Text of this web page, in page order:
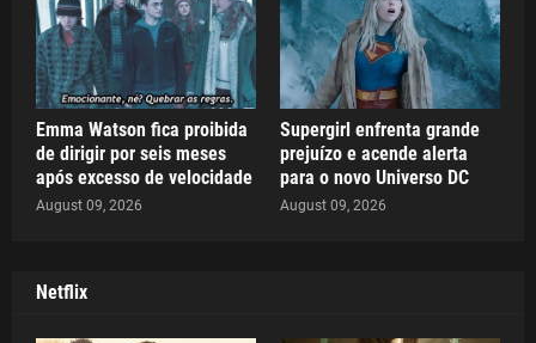
Emma Watson fica proibida
de dirigir por seis meses
após excesso de velocidade
August 09, 2026
Supergirl enfrenta grande
prejuízo e acende alerta
para o novo Universo DC
August 09, 2026
Netflix